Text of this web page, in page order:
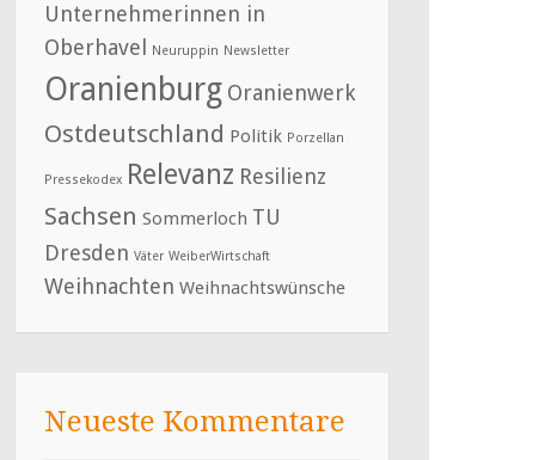
Unternehmerinnen in
Oberhavel
Neuruppin Newsletter
Oranienburg Oranienwerk
Ostdeutschland Politik Porzellan
Pressekodex Relevanz Resilienz
Sachsen Sommerloch TU
Dresden Väter WeiberWirtschaft
Weihnachten Weihnachtswünsche
Neueste Kommentare